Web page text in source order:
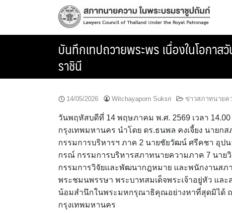
บันทึกเทปถวายพระพร เนื่องในโอกาส
ราชินี
14/05/2026 Witchayaporn Suksri ข่าวสภาทนายค
วันพฤหัสบดีที่ 14 พฤษภาคม พ.ศ. 2569 เวลา
กรุงเทพมหานคร นำโดย ดร.ธนพล คงเจี้ยง นาย
กรรมการบริหารฯ ภาค 2 นายชัยวัฒน์ ศรีคชา อุป
กรณ์ กรรมการบริหารสภาทนายความภาค 7 นาย
กรรมการวิจัยและพัฒนากฎหมาย และพนักงานสภ
พระชมนพรรษา พระบาทสมเด็จพระเจ้าอยู่หัว และ
น้อมสำนึกในพระมหกรุณาธิคุณอย่างหาที่สุดมิได้
กรุงเทพมหานคร